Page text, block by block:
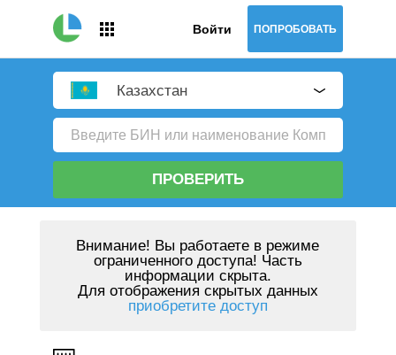
Войти ПОПРОБОВАТЬ
Казахстан
ПРОВЕРИТЬ
Внимание! Вы работаете в режиме
ограниченного доступа! Часть
информации скрыта.
Для отображения скрытых данных
приобретите доступ